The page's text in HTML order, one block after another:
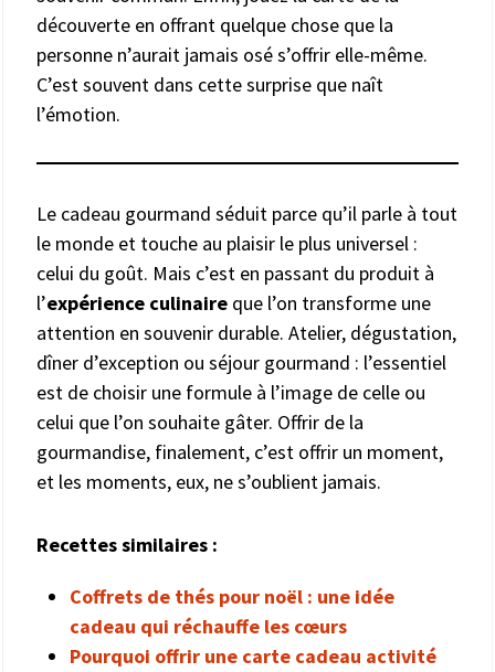
découverte en offrant quelque chose que la
personne n’aurait jamais osé s’offrir elle-même.
C’est souvent dans cette surprise que naît
l’émotion.
Le cadeau gourmand séduit parce qu’il parle à tout
le monde et touche au plaisir le plus universel :
celui du goût. Mais c’est en passant du produit à
l’expérience culinaire que l’on transforme une
attention en souvenir durable. Atelier, dégustation,
dîner d’exception ou séjour gourmand : l’essentiel
est de choisir une formule à l’image de celle ou
celui que l’on souhaite gâter. Offrir de la
gourmandise, finalement, c’est offrir un moment,
et les moments, eux, ne s’oublient jamais.
Recettes similaires :
Coffrets de thés pour noël : une idée
cadeau qui réchauffe les cœurs
Pourquoi offrir une carte cadeau activité